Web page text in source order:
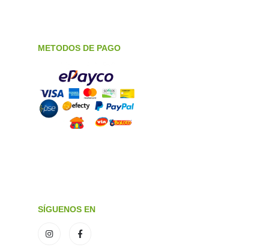
METODOS DE PAGO
SÍGUENOS EN